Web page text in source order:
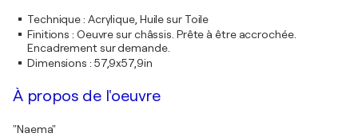
Technique: Acrylique, Huile sur Toile
Finitions : Oeuvre sur châssis. Prête à être accrochée.
Encadrement sur demande.
Dimensions : 57,9x57,9in
À propos de l'oeuvre
"Naema"